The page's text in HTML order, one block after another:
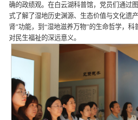
确的政绩观。在白云湖科普馆，党员们通过
式了解了湿地历史渊源、生态价值与文化遗
肾”功能，到“湿地滋养万物”的生命哲学，
对民生福祉的深远意义。